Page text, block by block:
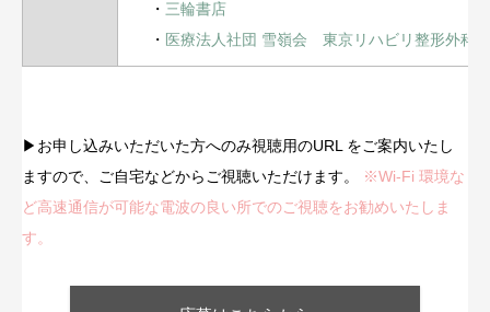
・ 三輪書店
・ 医療法人社団 雪嶺会 東京リハビリ整形外科
▶︎お申し込みいただいた方へのみ視聴用のURL をご案内いたし
ますので、ご自宅などからご視聴いただけます。
※Wi-Fi 環境な
ど高速通信が可能な電波の良い所でのご視聴をお勧めいたしま
す。